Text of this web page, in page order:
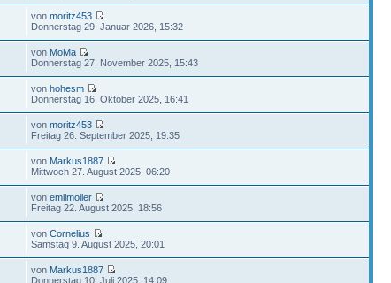
vonmoritz453
Donnerstag 29. Januar 2026, 15:32
von MoMa
Donnerstag 27. November 2025, 15:43
vonhohesm
Donnerstag 16. Oktober 2025, 16:41
vonmoritz453
Freitag 26. September 2025, 19:35
von Markus1887
Mittwoch 27. August 2025, 06:20
vonemilmoller
Freitag 22. August 2025, 18:56
vonCornelius
Samstag 9. August 2025, 20:01
von Markus1887
Donnerstag 10. Juli 2025, 14:09